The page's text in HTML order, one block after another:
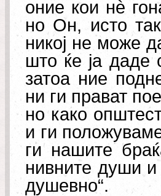
оние кои нè
но Он, исто
никој не може
што ќе ја даде
затоа ние
ни ги прават
но како
и ги
ги нашите
нивните души
душевно“.